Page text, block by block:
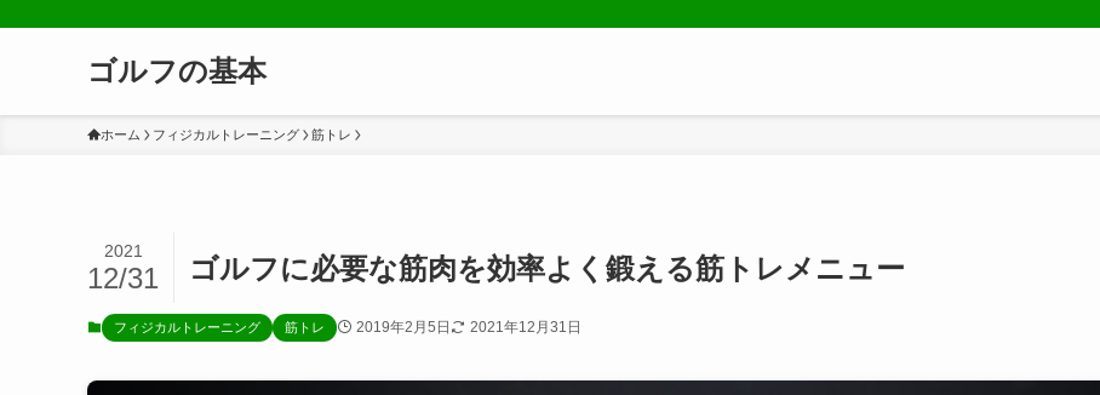
ゴルフの基本
ホーム フィジカルトレーニング 筋トレ
ゴルフに必要な筋肉を効率よく鍛える筋トレメニュー
2021
12/31
フィジカルトレーニング 筋トレ 2019年2月5日 2021年12月31日